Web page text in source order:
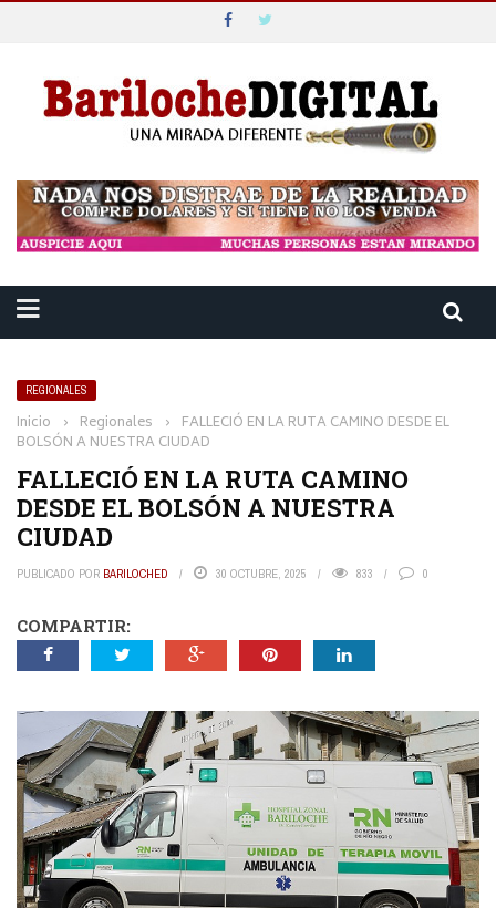
REGIONALES
Inicio › Regionales › FALLECIÓ EN LA RUTA CAMINO DESDE EL
BOLSÓN A NUESTRA CIUDAD
FALLECIÓ EN LA RUTA CAMINO
DESDE EL BOLSÓN A NUESTRA
CIUDAD
PUBLICADO POR BARILOCHED 30 OCTUBRE, 2025 833 0
COMPARTIR: